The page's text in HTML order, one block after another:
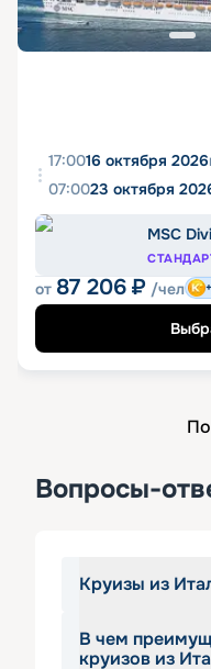
17:0016 октября 2026
07:0023 октября
MSC
от 87 206 ₽ /чел
Вопросы-
Круизы из
Италия
В чем
круизов из